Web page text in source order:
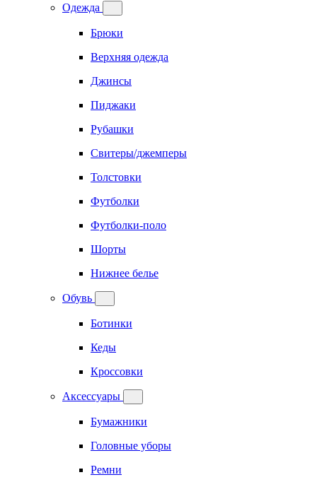
Одежда
Брюки
Верхняя одежда
Джинсы
Пиджаки
Рубашки
Свитеры/джемперы
Толстовки
Футболки
Футболки-поло
Шорты
Нижнее белье
Обувь
Ботинки
Кеды
Кроссовки
Аксессуары
Бумажники
Головные уборы
Ремни